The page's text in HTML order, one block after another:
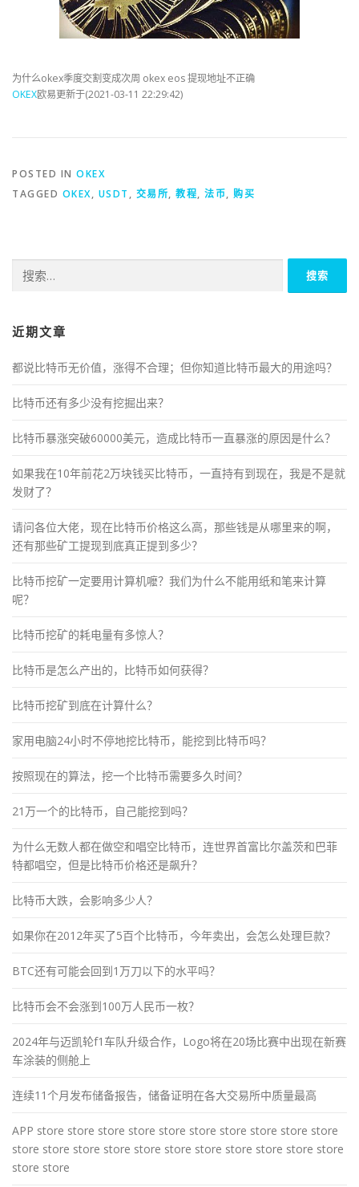
为什么okex季度交割变成次周 okex eos 提现地址不正确
OKEX欧易更新于(2021-03-11 22:29:42)
POSTED IN OKEX
TAGGED OKEX, USDT , 交易所, 教程, 法币, 购买
索：
近期文章
都说比特币无价值，涨得不合理；但你知道比特币最大的用途吗？
比特币还有多少没有挖掘出来？
比特币暴涨突破60000美元，造成比特币一直暴涨的原因是什么？
如果我在10年前花2万块钱买比特币，一直持有到现在，我是不是就
发财了？
请问各位大佬，现在比特币价格这么高，那些钱是从哪里来的啊，
还有那些矿工提现到底真正提到多少？
比特币挖矿一定要用计算机嚒？我们为什么不能用纸和笔来计算
呢？
比特币挖矿的耗电量有多惊人？
比特币是怎么产出的，比特币如何获得？
比特币挖矿到底在计算什么？
家用电脑24小时不停地挖比特币，能挖到比特币吗？
按照现在的算法，挖一个比特币需要多久时间？
21万一个的比特币，自己能挖到吗？
为什么无数人都在做空和唱空比特币，连世界首富比尔盖茨和巴菲
特都唱空，但是比特币价格还是飙升？
比特币大跌，会影响多少人？
如果你在2012年买了5百个比特币，今年卖出，会怎么处理巨款？
BTC还有可能会回到1万刀以下的水平吗？
比特币会不会涨到100万人民币一枚？
2024年与迈凯轮f1车队升级合作，Logo将在20场比赛中出现在新赛
车涂装的侧舱上
连续11个月发布储备报告，储备证明在各大交易所中质量最高
APP store store store store store store store store store store
store store store store store store store store store store store
store store